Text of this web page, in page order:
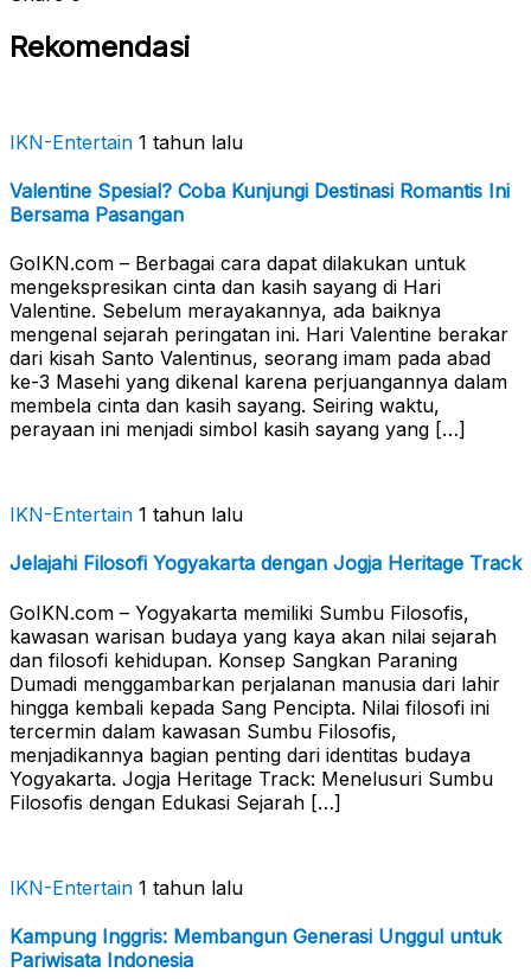
Rekomendasi
IKN-Entertain 1 tahun lalu
Valentine Spesial? Coba Kunjungi Destinasi Romantis Ini
Bersama Pasangan
GoIKN.com – Berbagai cara dapat dilakukan untuk
mengekspresikan cinta dan kasih sayang di Hari
Valentine. Sebelum merayakannya, ada baiknya
mengenal sejarah peringatan ini. Hari Valentine berakar
dari kisah Santo Valentinus, seorang imam pada abad
ke-3 Masehi yang dikenal karena perjuangannya dalam
membela cinta dan kasih sayang. Seiring waktu,
perayaan ini menjadi simbol kasih sayang yang […]
IKN-Entertain 1 tahun lalu
Jelajahi Filosofi Yogyakarta dengan Jogja Heritage Track
GoIKN.com – Yogyakarta memiliki Sumbu Filosofis,
kawasan warisan budaya yang kaya akan nilai sejarah
dan filosofi kehidupan. Konsep Sangkan Paraning
Dumadi menggambarkan perjalanan manusia dari lahir
hingga kembali kepada Sang Pencipta. Nilai filosofi ini
tercermin dalam kawasan Sumbu Filosofis,
menjadikannya bagian penting dari identitas budaya
Yogyakarta. Jogja Heritage Track: Menelusuri Sumbu
Filosofis dengan Edukasi Sejarah […]
IKN-Entertain 1 tahun lalu
Kampung Inggris: Membangun Generasi Unggul untuk
Pariwisata Indonesia